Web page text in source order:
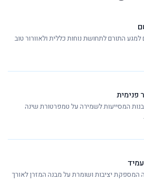
למגע התורם לתחושת נוחות כללית ולאוורור טוב
פנימית
המסייעות לשמירה על טמפרטורת שינה
המספקת יציבות ושומרת על מבנה המזרן לאורך